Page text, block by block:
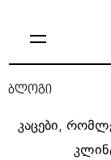
ბლოგი
კაცები,